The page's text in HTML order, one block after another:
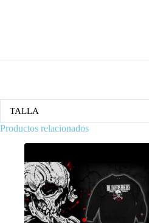
TALLA
Productos relacionados